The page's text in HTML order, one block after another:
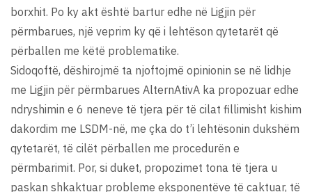
borxhit. Po ky akt është bartur edhe në Ligjin për
përmbarues, një veprim ky që i lehtëson qytetarët që
përballen me këtë problematike.
Sidoqoftë, dëshirojmë ta njoftojmë opinionin se në lidhje
me Ligjin për përmbarues AlternAtivA ka propozuar edhe
ndryshimin e 6 neneve të tjera për të cilat fillimisht kishim
dakordim me LSDM-në, me çka do t’i lehtësonin dukshëm
qytetarët, të cilët përballen me procedurën e
përmbarimit. Por, si duket, propozimet tona të tjera u
paskan shkaktuar probleme eksponentëve të caktuar, të